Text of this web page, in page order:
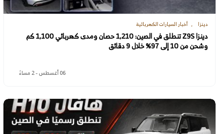
دينزا أخبار السيارات الكهربائية
دينزا Z9S تنطلق في الصين: 1,210 حصان ومدى كهربائي 1,100 كم
وشحن من 10 إلى 97% خلال 9 دقائق
06 أغسطس - 2 مساءً